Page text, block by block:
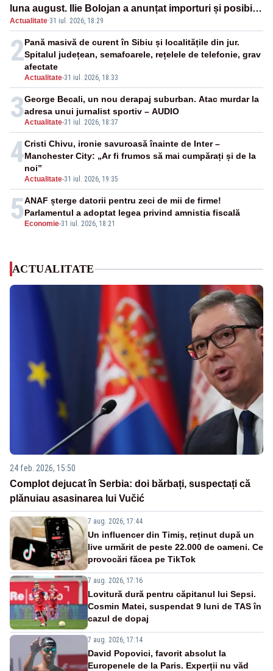
luna august. Ilie Bolojan a anunțat importuri și posibile
restricții – VIDEO
Actualitate·31 iul. 2026, 18:29
2
Actualitate-31 iul. 2026, 18:33
Pană masivă de curent în Sibiu și localitățile din jur.
Spitalul județean, semafoarele, rețelele de telefonie, grav
afectate
3Actualitate-31 iul. 2026, 18:37
George Becali, un nou derapaj suburban. Atac murdar la
adresa unui jurnalist sportiv – AUDIO
4
Actualitate-31 iul. 2026, 19:35
Cristi Chivu, ironie savuroasă înainte de Inter –
Manchester City: „Ar fi frumos să mai cumpărați și de la
noi”
5 Economie-31 iul. 2026, 18:21
ANAF șterge datorii pentru zeci de mii de firme!
Parlamentul a adoptat legea privind amnistia fiscală
ACTUALITATE
24 feb. 2026, 15:50
Complot dejucat în Serbia: doi bărbați, suspectați că
plănuiau asasinarea lui Vučić
7 aug. 2026, 17:44
Un influencer din Timiș, reținut după un
live urmărit de peste 22.000 de oameni. Ce
provocări făcea pe TikTok
7 aug. 2026, 17:16
Lovitură dură pentru căpitanul lui Sepsi.
Cosmin Matei, suspendat 9 luni de TAS în
cazul de dopaj
7 aug. 2026, 17:14
David Popovici, favorit absolut la
Europenele de la Paris. Experții nu văd